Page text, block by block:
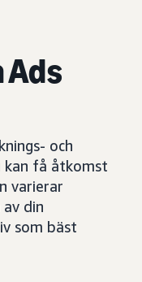
Ads
och
kan få åtkomst
varierar
din
som bäst